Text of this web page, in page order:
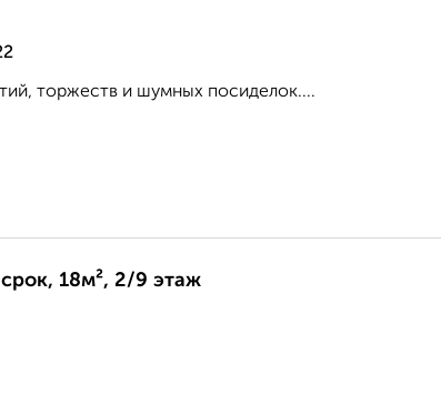
торжеств и шумных посиделок....
18м², 2/9 этаж